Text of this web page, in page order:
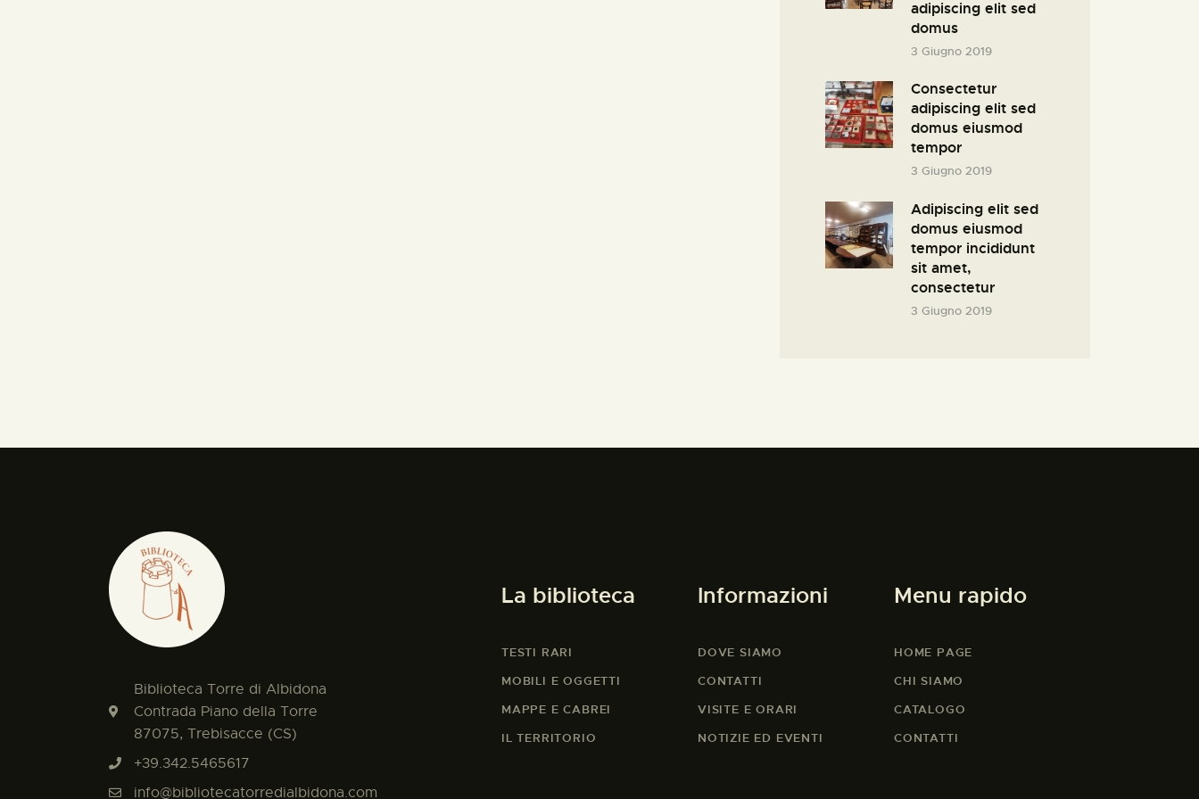
adipiscing elit sed
domus
3 Giugno 2019
Consectetur
adipiscing elit sed
domus eiusmod
tempor
3 Giugno 2019
Adipiscing elit sed
domus eiusmod
tempor incididunt
sit amet,
consectetur
3 Giugno 2019
Biblioteca Torre di Albidona
Contrada Piano della Torre
87075, Trebisacce (CS)
+39.342.5465617
info@bibliotecatorredialbidona.com
La biblioteca
TESTI RARI
MOBILI E OGGETTI
MAPPE E CABREI
IL TERRITORIO
Informazioni
DOVE SIAMO
CONTATTI
VISITE E ORARI
NOTIZIE ED EVENTI
Menu rapido
HOME PAGE
CHI SIAMO
CATALOGO
CONTATTI